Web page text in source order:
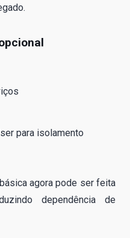
para isolamento
agora pode ser feita
dependência de